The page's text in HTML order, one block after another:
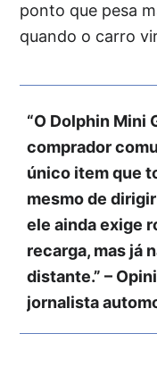
ponto que pesa
quando o carro
“O Dolphin Mini
comprador
único item que
mesmo de
ele ainda exige
recarga, mas já
distante.” –
jornalista